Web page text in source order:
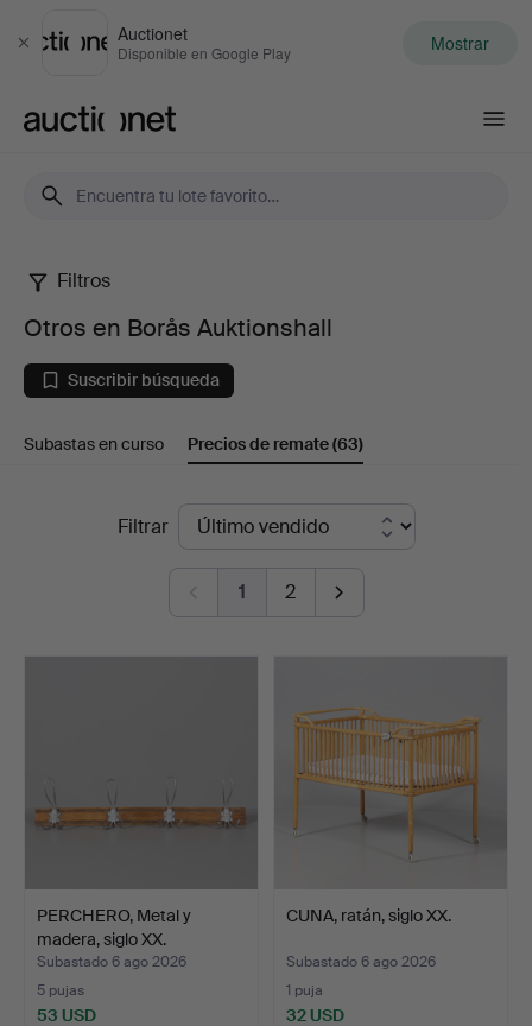
Cerrar
Auctionet
Disponible en Google Play Mostrar
Otros
en
Borås
Auktionshall
Filtros
Otros en Borås Auktionshall
Suscribir búsqueda
Subastas en curso Precios de remate(63)
Filtrar
1 2
PERCHERO, Metal y
madera, siglo XX.
Subastado 6 ago 2026
5 pujas
53 USD
CUNA, ratán, siglo XX.
Subastado 6 ago 2026
1 puja
32 USD